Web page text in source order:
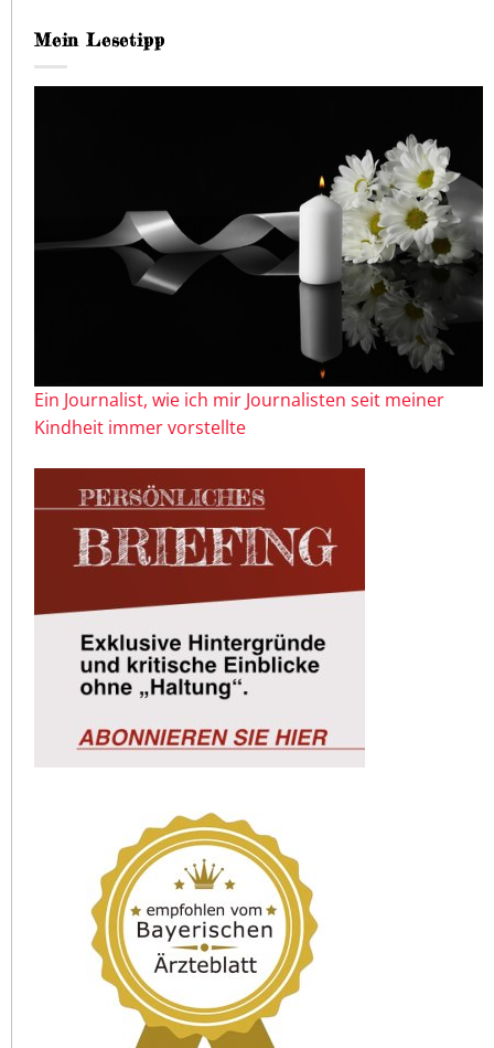
Mein Lesetipp
Ein Journalist, wie ich mir Journalisten seit meiner
Kindheit immer vorstellte